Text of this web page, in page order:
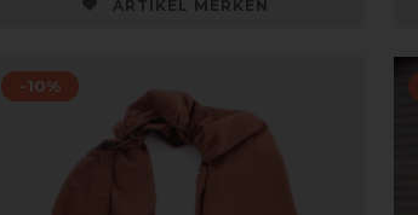
ARTIKEL MERKEN
-10%